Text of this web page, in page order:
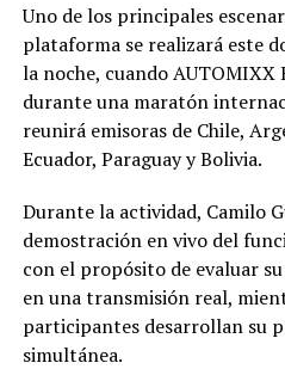
Uno de los principales
plataforma se realizará este
la noche, cuando AUTOMIXX
durante una maratón
reunirá emisoras de Chile,
Ecuador, Paraguay y Bolivia.
Durante la actividad, Camilo
demostración en vivo del
con el propósito de evaluar
en una transmisión real,
participantes desarrollan su
simultánea.